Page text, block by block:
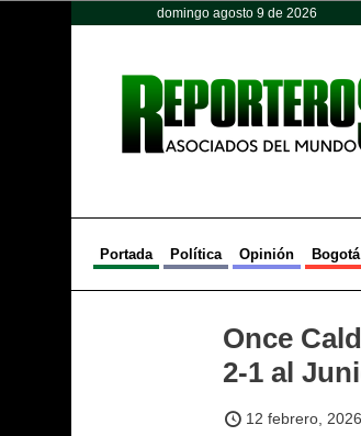
domingo agosto 9 de 2026
Portada Política Opinión Bogotá
Once
2-1 al
12 febrero, 2026
Opinión Política